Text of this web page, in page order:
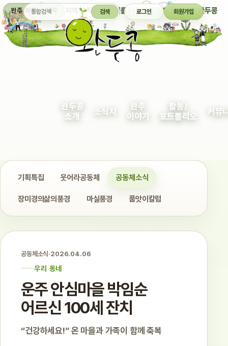
완주 마을 소식지 지역의 작은 이야기를 다정하게 엮어 보여주는 완두콩
통합검색 검색 로그인 회원가입
완두콩
소개
소식지
완주
이야기
활동/
포트폴리오
커뮤
기획특집 웃어라공동체 공동체소식
장미경의삶의풍경 마실풍경 품앗이칼럼
공동체소식·2026.04.06
우리 동네
운주 안심마을 박임순
어르신 100세 잔치
“건강하세요!” 온 마을과 가족이 함께 축복